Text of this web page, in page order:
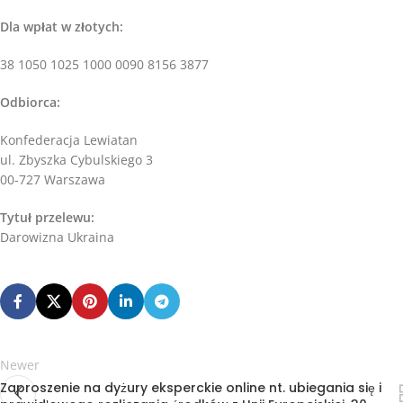
Dla wpłat w złotych:
38 1050 1025 1000 0090 8156 3877
Odbiorca:
Konfederacja Lewiatan
ul. Zbyszka Cybulskiego 3
00-727 Warszawa
Tytuł przelewu:
Darowizna Ukraina
Newer
Zaproszenie na dyżury eksperckie online nt. ubiegania się i